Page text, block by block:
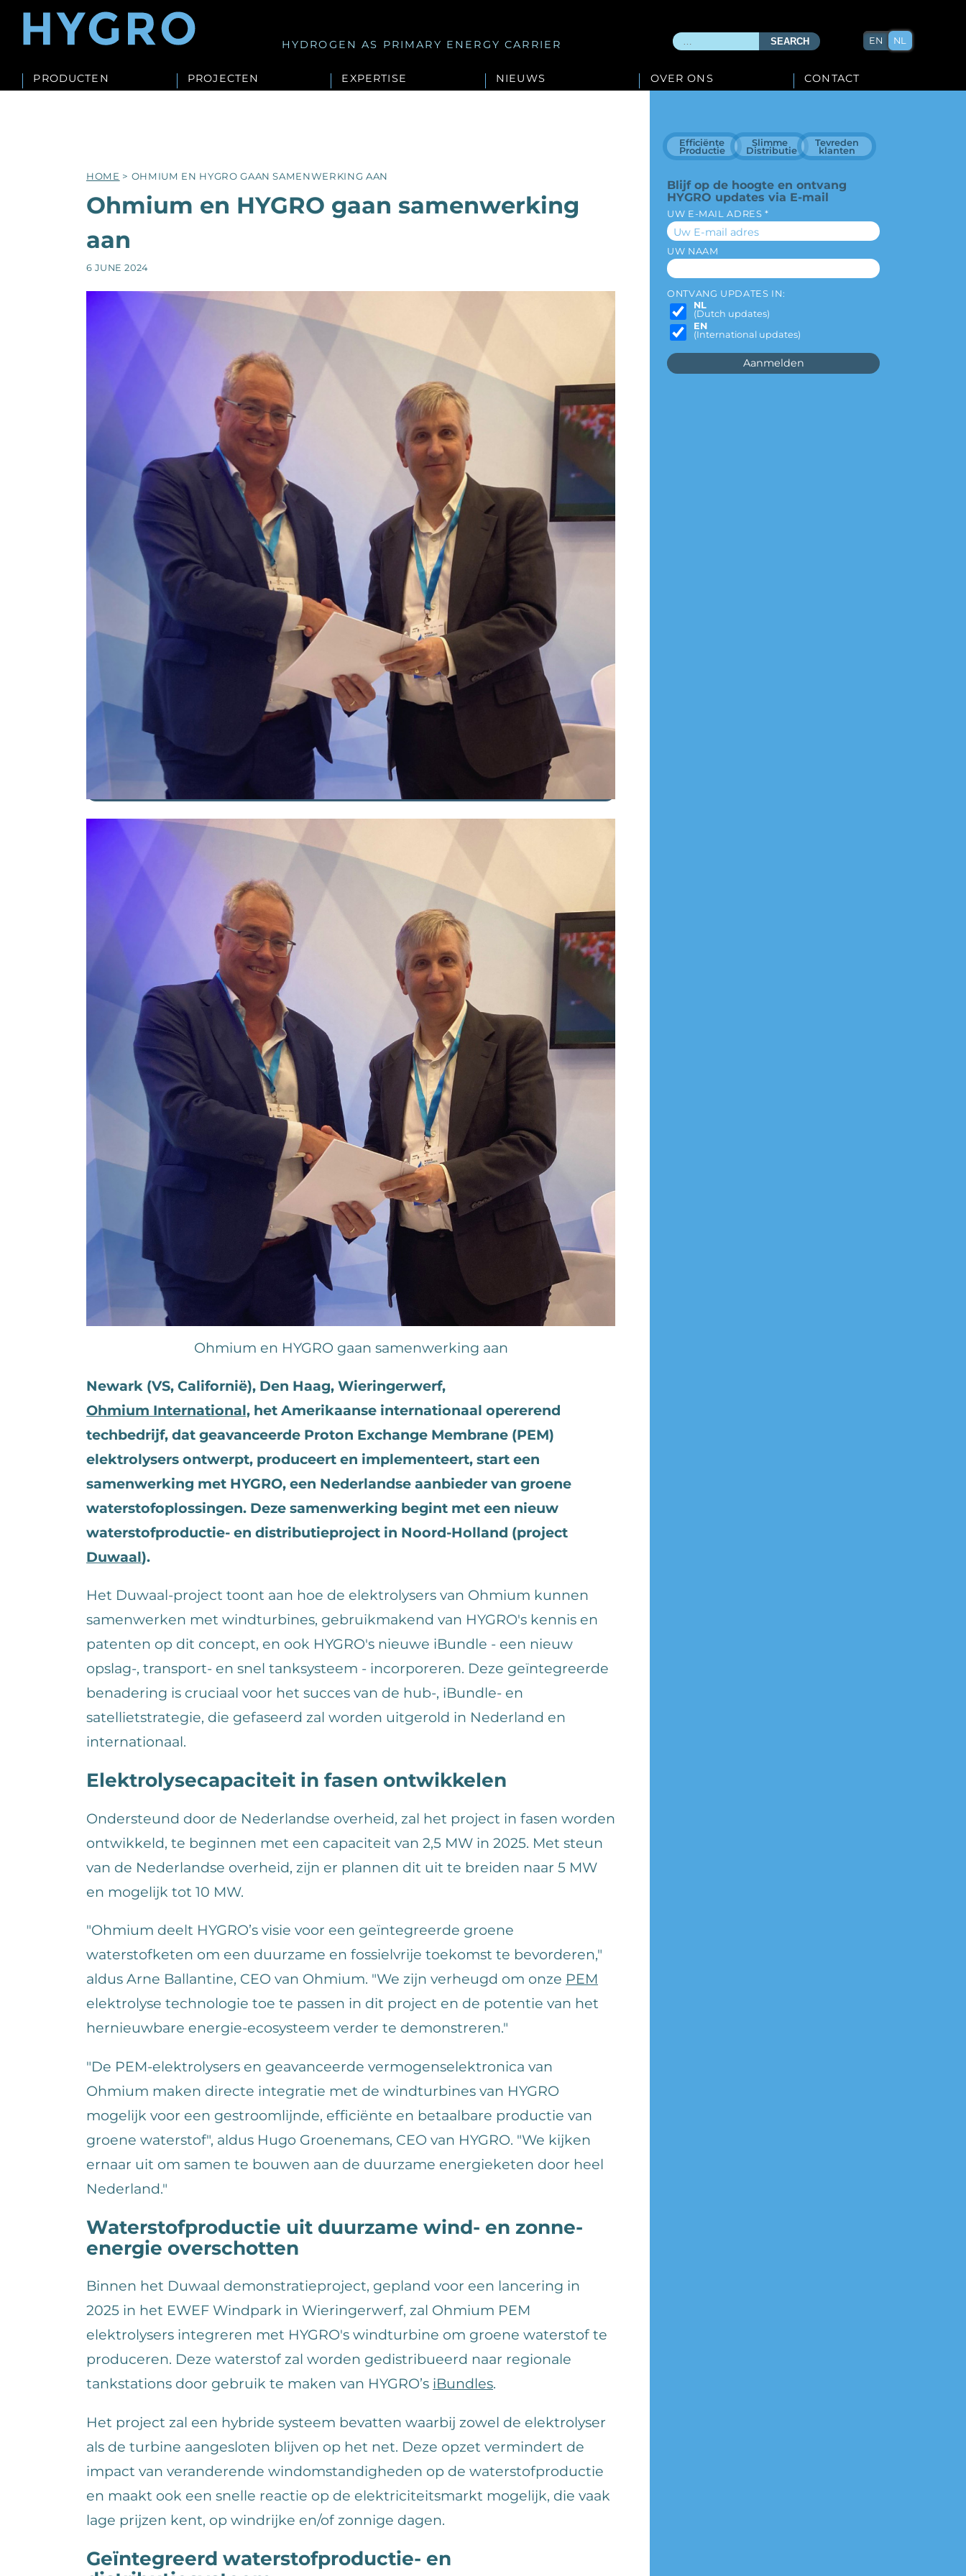
HYDROGEN AS PRIMARY ENERGY CARRIER EN NL
SEARCH
PRODUCTEN PROJECTEN EXPERTISE NIEUWS OVER ONS CONTACT
HOME > OHMIUM EN HYGRO GAAN SAMENWERKING AAN
Ohmium en HYGRO gaan samenwerking
aan
6 JUNE 2024
Ohmium en HYGRO gaan samenwerking aan
Newark (VS, Californië), Den Haag, Wieringerwerf,
Ohmium International, het Amerikaanse internationaal opererend
techbedrijf, dat geavanceerde Proton Exchange Membrane (PEM)
elektrolysers ontwerpt, produceert en implementeert, start een
samenwerking met HYGRO, een Nederlandse aanbieder van groene
waterstofoplossingen. Deze samenwerking begint met een nieuw
waterstofproductie- en distributieproject in Noord-Holland (project
Duwaal).
Het Duwaal-project toont aan hoe de elektrolysers van Ohmium kunnen
samenwerken met windturbines, gebruikmakend van HYGRO's kennis en
patenten op dit concept, en ook HYGRO's nieuwe iBundle - een nieuw
opslag-, transport- en snel tanksysteem - incorporeren. Deze geïntegreerde
benadering is cruciaal voor het succes van de hub-, iBundle- en
satellietstrategie, die gefaseerd zal worden uitgerold in Nederland en
internationaal.
Elektrolysecapaciteit in fasen ontwikkelen
Ondersteund door de Nederlandse overheid, zal het project in fasen worden
ontwikkeld, te beginnen met een capaciteit van 2,5 MW in 2025. Met steun
van de Nederlandse overheid, zijn er plannen dit uit te breiden naar 5 MW
en mogelijk tot 10 MW.
"Ohmium deelt HYGRO’s visie voor een geïntegreerde groene
waterstofketen om een duurzame en fossielvrije toekomst te bevorderen,"
aldus Arne Ballantine, CEO van Ohmium. "We zijn verheugd om onze PEM
elektrolyse technologie toe te passen in dit project en de potentie van het
hernieuwbare energie-ecosysteem verder te demonstreren."
"De PEM-elektrolysers en geavanceerde vermogenselektronica van
Ohmium maken directe integratie met de windturbines van HYGRO
mogelijk voor een gestroomlijnde, efficiënte en betaalbare productie van
groene waterstof", aldus Hugo Groenemans, CEO van HYGRO. "We kijken
ernaar uit om samen te bouwen aan de duurzame energieketen door heel
Nederland."
Waterstofproductie uit duurzame wind- en zonne-
energie overschotten
Binnen het Duwaal demonstratieproject, gepland voor een lancering in
2025 in het EWEF Windpark in Wieringerwerf, zal Ohmium PEM
elektrolysers integreren met HYGRO's windturbine om groene waterstof te
produceren. Deze waterstof zal worden gedistribueerd naar regionale
tankstations door gebruik te maken van HYGRO’s iBundles.
Het project zal een hybride systeem bevatten waarbij zowel de elektrolyser
als de turbine aangesloten blijven op het net. Deze opzet vermindert de
impact van veranderende windomstandigheden op de waterstofproductie
en maakt ook een snelle reactie op de elektriciteitsmarkt mogelijk, die vaak
lage prijzen kent, op windrijke en/of zonnige dagen.
Geïntegreerd waterstofproductie- en
Efficiënte
Productie
Slimme
Distributie
Tevreden
klanten
Blijf op de hoogte en ontvang
HYGRO updates via E-mail
UW E-MAIL ADRES *
UW NAAM
ONTVANG UPDATES IN:
NL
(Dutch updates)
EN
(International updates)